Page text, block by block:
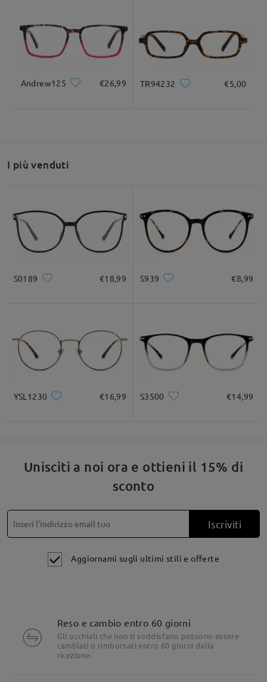
Andrew125 €26,99 TR94232 €5,00
I più venduti
S0189 €18,99 S939 €8,99
YSL1230 €16,99 S3500 €14,99
Unisciti a noi ora e ottieni il 15% di
sconto
Iscriviti
Aggiornami sugli ultimi stili e offerte
Reso e cambio entro 60 giorni
Gli occhiali che non ti soddisfano possono essere
cambiati o rimborsati entro 60 giorni dalla
ricezione.